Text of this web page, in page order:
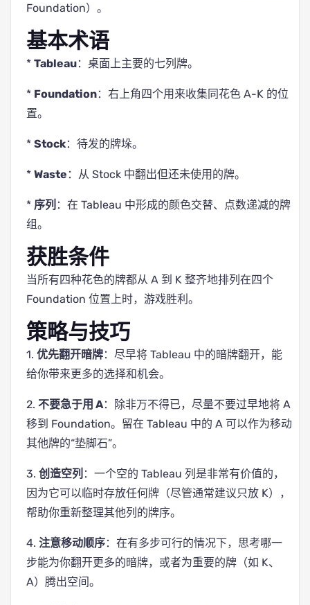
Foundation）。
基本术语
* Tableau：桌面上主要的七列牌。
* Foundation：右上角四个用来收集同花色 A-K 的位
置。
* Stock：待发的牌垛。
* Waste ：从 Stock 中翻出但还未使用的牌。
* 序列 ：在 Tableau 中形成的颜色交替、点数递减的牌
组。
获胜条件
当所有四种花色的牌都从 A 到 K 整齐地排列在四个
Foundation 位置上时，游戏胜利。
策略与技巧
1. 优先翻开暗牌：尽早将 Tableau 中的暗牌翻开，能
给你带来更多的选择和机会。
2. 不要急于用 A：除非万不得已，尽量不要过早地将 A
移到 Foundation。留在 Tableau 中的 A 可以作为移动
其他牌的“垫脚石”。
3. 创造空列 ：一个空的 Tableau 列是非常有价值的，
因为它可以临时存放任何牌（尽管通常建议只放 K），
帮助你重新整理其他列的牌序。
4. 注意移动顺序：在有多步可行的情况下，思考哪一
步能为你翻开更多的暗牌，或者为重要的牌（如 K、
A）腾出空间。